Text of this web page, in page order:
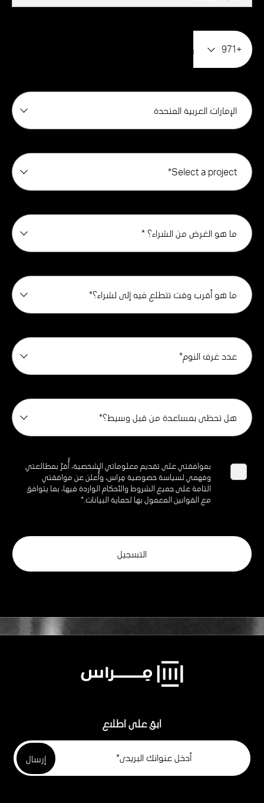
+971
الإمارات العربية المتحدة
Select a project*
ما هو الغرض من الشراء؟ *
ما هو أقرب وقت تتطلع فيه إلى لشراء؟*
عدد غرف النوم*
هل تحظى بمساعدة من قبل وسيط؟*
بموافقتي على تقديم معلوماتي الشخصية، أُقرّ بمطالعتي
وفهمي لسياسة خصوصية مِراس، وأُعلن عن موافقتي
التامة على جميع الشروط والأحكام الواردة فيها، بما يتوافق
مع القوانين المعمول بها لحماية البيانات.*
ابق على اطلاع